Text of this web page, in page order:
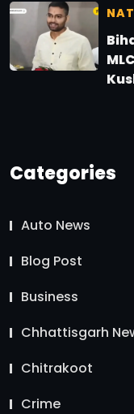
Categories
Auto News
Blog Post
Business
Chhattisgarh
Chitrakoot
Crime